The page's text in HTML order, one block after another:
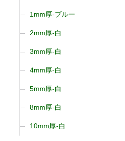
1mm厚-ブルー
2mm厚-白
3mm厚-白
4mm厚-白
5mm厚-白
8mm厚-白
10mm厚-白